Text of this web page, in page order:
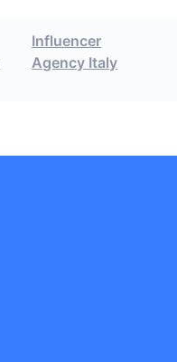
Influencer
Agency Italy